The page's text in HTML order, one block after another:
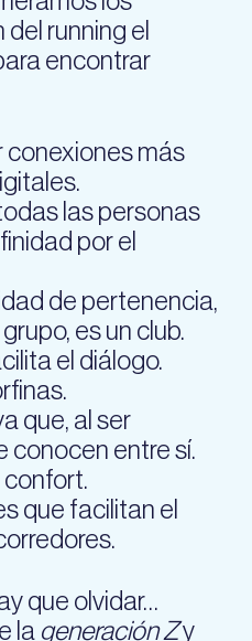
running el
encontrar
conexiones más
las personas
por el
de pertenencia,
es un club.
el diálogo.
que, al ser
conocen entre sí.
confort.
que facilitan el
que olvidar…
la generación Zy